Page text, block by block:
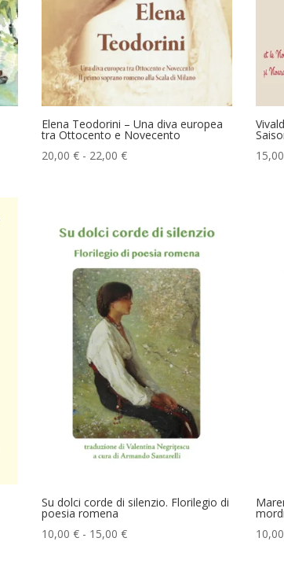
Elena Teodorini – Una diva europea
tra Ottocento e Novecento
20,00 € - 22,00 €Fascia
20,00 €
22,00 €
Su dolci corde di silenzio. Florilegio di
poesia romena
10,00 € - 15,00 €Fascia